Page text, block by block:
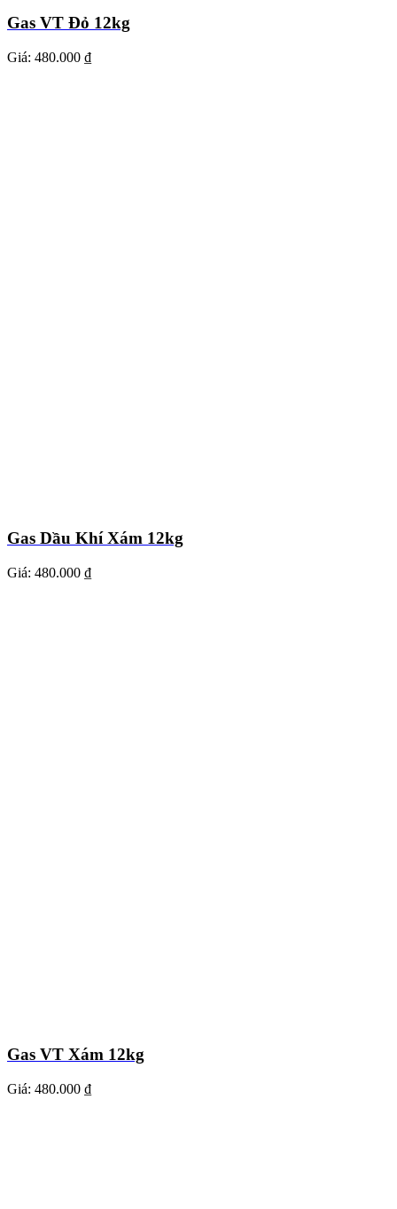
Gas VT Đỏ 12kg
Giá: 480.000 ₫
Gas Dầu Khí Xám 12kg
Giá: 480.000 ₫
Gas VT Xám 12kg
Giá: 480.000 ₫